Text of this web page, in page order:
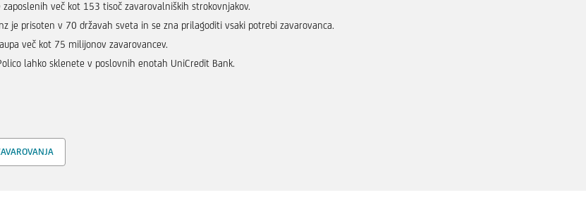
več kot 153 tisoč zavarovalniških strokovnjakov.
je prisoten v 70 državah sveta in se zna prilagoditi vsaki potrebi zavarovanca.
več kot 75 milijonov zavarovancev.
lahko sklenete v poslovnih enotah UniCredit Bank.